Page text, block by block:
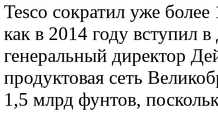
Tesco сократил уже
как в 2014 году вступил
генеральный директор
продуктовая сеть
1,5 млрд фунтов,